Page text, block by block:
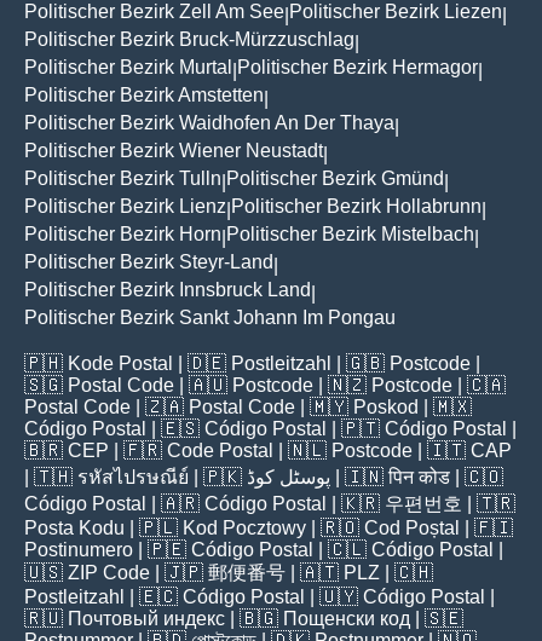
Politischer Bezirk Zell Am See Politischer Bezirk Liezen
Politischer Bezirk Bruck-Mürzzuschlag
Politischer Bezirk Murtal
Politischer Bezirk Hermagor
Politischer Bezirk Amstetten
Politischer Bezirk Waidhofen An Der Thaya
Politischer Bezirk Wiener Neustadt|
Politischer Bezirk Tulln Politischer Bezirk Gmünd
Politischer Bezirk Lienz Politischer Bezirk Hollabrunn
Politischer Bezirk Horn Politischer Bezirk Mistelbach
Politischer Bezirk Steyr-Land
Politischer Bezirk Innsbruck Land
Politischer Bezirk Sankt Johann Im Pongau
🇵🇭 Kode Postal | 🇩🇪 Postleitzahl | 🇬🇧 Postcode
🇸🇬 Postal Code | 🇦🇺 Postcode | 🇳🇿 Postcode | 🇨🇦
Postal Code | 🇿🇦 Postal Code | 🇲🇾 Poskod
| 🇲🇽
Código Postal
| 🇪🇸 Código Postal | 🇵🇹 Código Postal
🇧🇷 CEP | 🇫🇷 Code Postal | 🇳🇱 Postcode | 🇮🇹 CAP
| 🇹🇭 รหัสไปรษณีย์ | 🇵🇰 پوسٹل کوڈ | 🇮🇳पिन कोड | 🇨🇴
Código Postal
| 🇦🇷 Código Postal | 🇰🇷 우편번호
| 🇹🇷
Posta Kodu | 🇵🇱 Kod Pocztowy | 🇷🇴 Cod Poștal
| 🇫🇮
Postinumero | 🇵🇪 Código Postal | 🇨🇱 Código Postal
🇺🇸 ZIP Code | 🇯🇵 郵便番号 | 🇦🇹 PLZ | 🇨🇭
Postleitzahl
| 🇪🇨 Código Postal | 🇺🇾 Código Postal
🇷🇺 Почтовый индекс | 🇧🇬 Пощенски код | 🇸🇪